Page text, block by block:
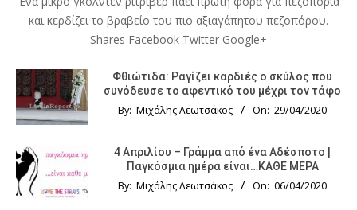
και κερδίζει το βραβείο του πιο αξιαγάπητου πεζοπόρου.
Shares Facebook Twitter Google+
Φθιώτιδα: Ραγίζει καρδιές ο σκύλος που
συνόδευσε το αφεντικό του μέχρι τον τάφο
By: Μιχάλης Λεωτσάκος On: 29/04/2020
4 Απριλίου – Γράμμα από ένα Αδέσποτο |
Παγκόσμια ημέρα είναι…ΚΑΘΕ ΜΕΡΑ
By: Μιχάλης Λεωτσάκος On: 06/04/2020